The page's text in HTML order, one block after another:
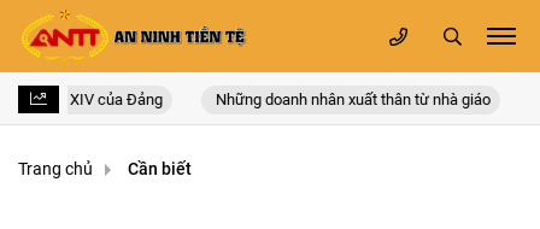
thứ XIV của Đảng Những doanh nhân xuất thân từ nhà giáo
Trang chủ Cần biết